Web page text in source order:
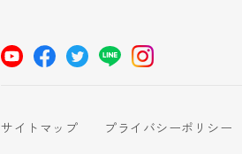
サイトマップ プライバシーポリシー